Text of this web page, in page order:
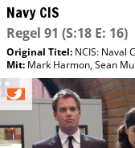
Navy CIS
Regel 91 (S:18 E: 16)
Original Titel: NCIS: Naval
Mit: Mark Harmon,Sean